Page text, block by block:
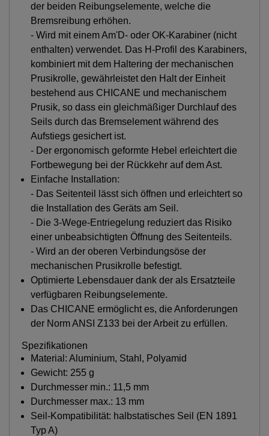
der beiden Reibungselemente, welche die
Bremsreibung erhöhen.
- Wird mit einem Am'D- oder OK-Karabiner (nicht
enthalten) verwendet. Das H-Profil des Karabiners,
kombiniert mit dem Haltering der mechanischen
Prusikrolle, gewährleistet den Halt der Einheit
bestehend aus CHICANE und mechanischem
Prusik, so dass ein gleichmäßiger Durchlauf des
Seils durch das Bremselement während des
Aufstiegs gesichert ist.
- Der ergonomisch geformte Hebel erleichtert die
Fortbewegung bei der Rückkehr auf dem Ast.
Einfache Installation:
- Das Seitenteil lässt sich öffnen und erleichtert so
die Installation des Geräts am Seil.
- Die 3-Wege-Entriegelung reduziert das Risiko
einer unbeabsichtigten Öffnung des Seitenteils.
- Wird an der oberen Verbindungsöse der
mechanischen Prusikrolle befestigt.
Optimierte Lebensdauer dank der als Ersatzteile
verfügbaren Reibungselemente.
Das CHICANE ermöglicht es, die Anforderungen
der Norm ANSI Z133 bei der Arbeit zu erfüllen.
Spezifikationen
Material: Aluminium, Stahl, Polyamid
Gewicht: 255 g
Durchmesser min.: 11,5 mm
Durchmesser max.: 13 mm
Seil-Kompatibilität: halbstatisches Seil (EN 1891
Typ A)